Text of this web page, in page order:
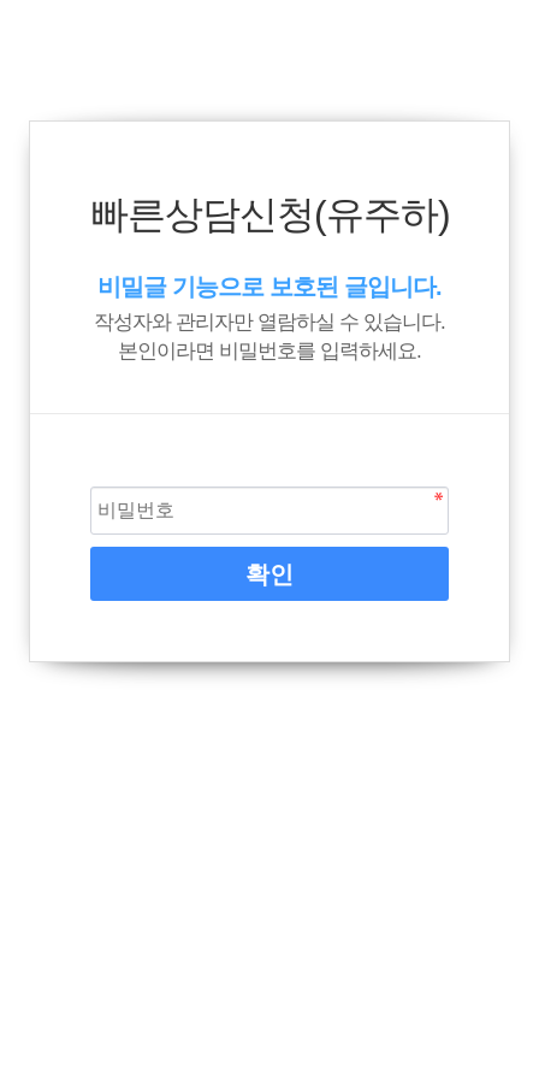
빠른상담신청(유주하)
비밀글 기능으로 보호된 글입니다.
작성자와 관리자만 열람하실 수 있습니다.
본인이라면 비밀번호를 입력하세요.